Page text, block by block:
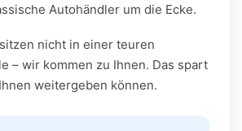
Autohändler um die Ecke.
nicht in einer teuren
– wir kommen zu Ihnen. Das spart
weitergeben können.